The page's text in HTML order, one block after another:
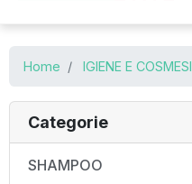
Home IGIENE E COSMESI
Categorie
SHAMPOO